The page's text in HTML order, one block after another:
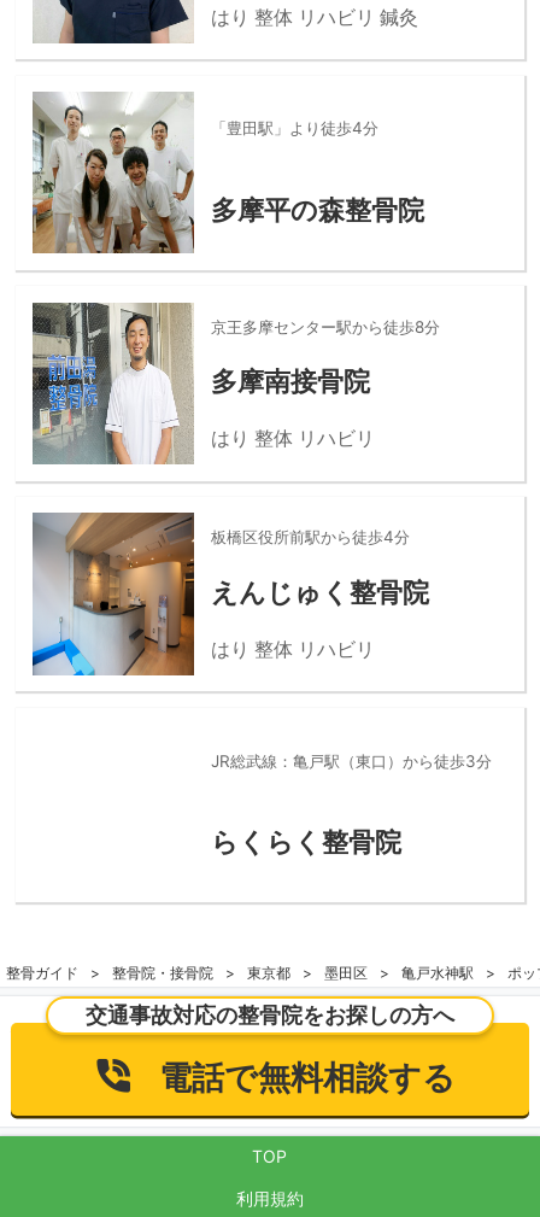
はり 整体 リハビリ 鍼灸
「豊田駅」より徒歩4分
多摩平の森整骨院
京王多摩センター駅から徒歩8分
多摩南接骨院
はり 整体 リハビリ
板橋区役所前駅から徒歩4分
えんじゅく整骨院
はり 整体 リハビリ
JR総武線：亀戸駅（東口）から徒歩3分
らくらく整骨院
整骨ガイド 整骨院・接骨院 東京都 墨田区 亀戸水神駅 ポ
交通事故対応の整骨院をお探しの方へ
電話で無料相談する
TOP
利用規約